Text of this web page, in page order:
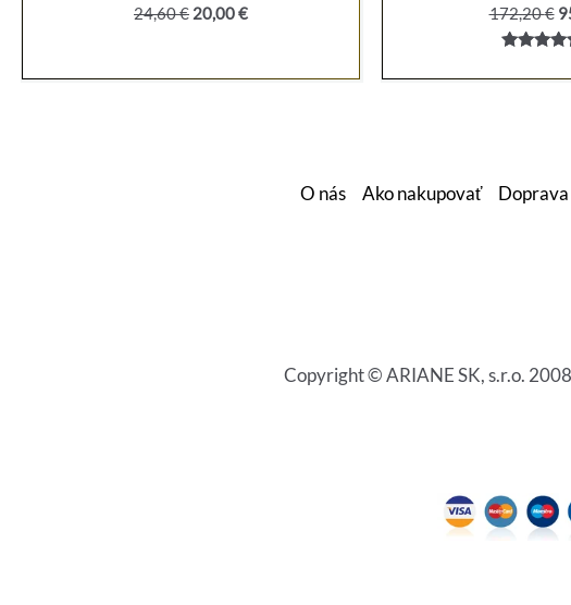
24,60€ Pôvodná
24,60 €.
20,00€Aktuálna
20,00 €.
172,20€
5.00
O nás Ako nakupovať
Copyright © ARIANE SK, s.r.o.